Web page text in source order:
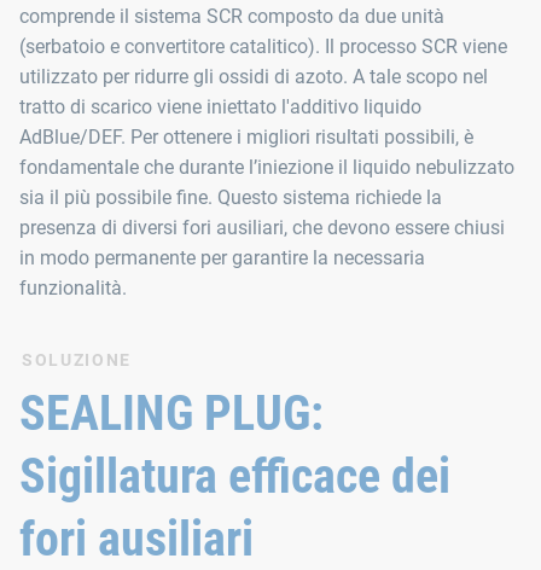
comprende il sistema SCR composto da due unità
(serbatoio e convertitore catalitico). Il processo SCR viene
utilizzato per ridurre gli ossidi di azoto. A tale scopo nel
tratto di scarico viene iniettato l'additivo liquido
AdBlue/DEF. Per ottenere i migliori risultati possibili, è
fondamentale che durante l’iniezione il liquido nebulizzato
sia il più possibile fine. Questo sistema richiede la
presenza di diversi fori ausiliari, che devono essere chiusi
in modo permanente per garantire la necessaria
funzionalità.
SOLUZIONE
SEALING PLUG:
Sigillatura efficace dei
fori ausiliari